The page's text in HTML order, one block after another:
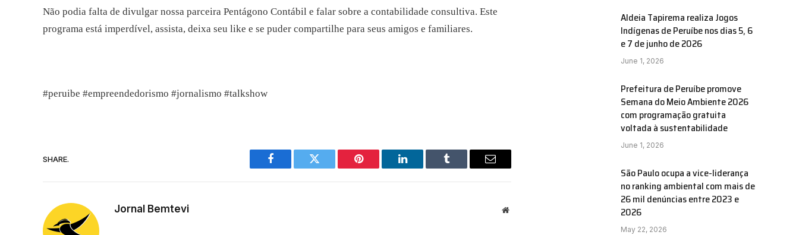
Não podia falta de divulgar nossa parceira Pentágono Contábil e falar sobre a contabilidade consultiva. Este
programa está imperdível, assista, deixa seu like e se puder compartilhe para seus amigos e familiares.
#peruibe #empreendedorismo #jornalismo #talkshow
SHARE.
Facebook Twitter Pinterest LinkedIn Tumblr Email
Jornal Bemtevi Website
Aldeia Tapirema realiza Jogos
Indígenas de Peruíbe nos dias 5, 6
e 7 de junho de 2026
June 1, 2026
Prefeitura de Peruíbe promove
Semana do Meio Ambiente 2026
com programação gratuita
voltada à sustentabilidade
June 1, 2026
São Paulo ocupa a vice-liderança
no ranking ambiental com mais de
26 mil denúncias entre 2023 e
2026
May 22, 2026